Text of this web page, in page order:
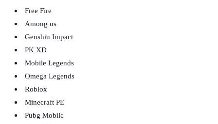
Free Fire
Among us
Genshin Impact
PK XD
Mobile Legends
Omega Legends
Roblox
Minecraft PE
Pubg Mobile